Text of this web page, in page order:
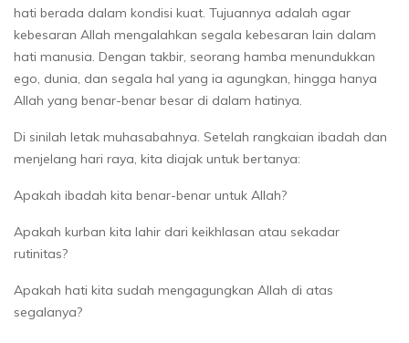
hati berada dalam kondisi kuat. Tujuannya adalah agar
kebesaran Allah mengalahkan segala kebesaran lain dalam
hati manusia. Dengan takbir, seorang hamba menundukkan
ego, dunia, dan segala hal yang ia agungkan, hingga hanya
Allah yang benar-benar besar di dalam hatinya.
Di sinilah letak muhasabahnya. Setelah rangkaian ibadah dan
menjelang hari raya, kita diajak untuk bertanya:
Apakah ibadah kita benar-benar untuk Allah?
Apakah kurban kita lahir dari keikhlasan atau sekadar
rutinitas?
Apakah hati kita sudah mengagungkan Allah di atas
segalanya?